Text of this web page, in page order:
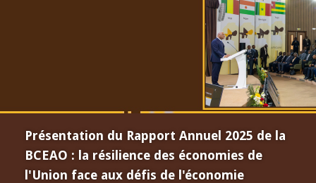
Présentation du Rapport Annuel 2025 de la
BCEAO : la résilience des économies de
l'Union face aux défis de l'économie